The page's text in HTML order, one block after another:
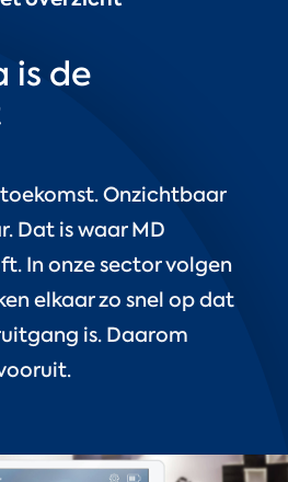
is de
Onzichtbaar
Dat is waar MD
In onze sector volgen
elkaar zo snel op dat
is. Daarom